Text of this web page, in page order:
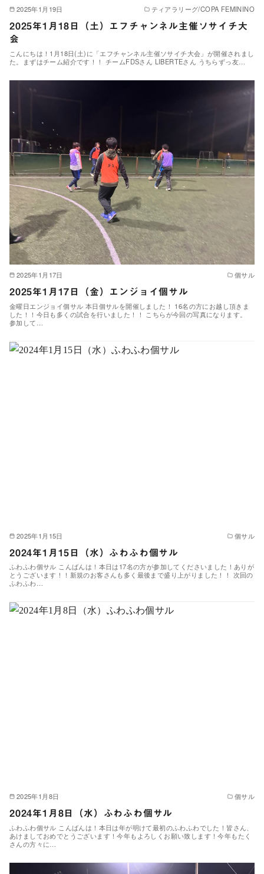
2025年1月19日
ティアラリーグ/COPA FEMININO
2025年1月18日（土）エフチャンネル主催ソサイチ大
会
こんにちは！1月18日(土)に「エフチャンネル主催ソサイチ大会」が開催されまし
た。まずはチーム紹介です！！ チームFDSさん LIBERTEさん うちらずっ友…
2025年1月17日
個サル
2025年1月17日（金）エンジョイ個サル
金曜日エンジョイ個サル 本日個サルを開催しました！ 16名の方にお越し頂きま
した！！今日も多くの試合を行いました！！ こちらが今回の写真になります。
参加して…
2025年1月15日
個サル
2024年1月15日（水）ふわふわ個サル
ふわふわ個サル こんばんは！本日は17名の方が参加してくださいました！ありが
とうございます！！新規のお客さんも多く最後まで盛り上がりました！！ 次回の
ふわふわ…
2025年1月8日
個サル
2024年1月8日（水）ふわふわ個サル
ふわふわ個サル こんばんは！本日は年が明けて最初のふわふわでした！皆さん、
あけましておめでとうございます！今年もよろしくお願い致します！今年もたく
さんの方々に…